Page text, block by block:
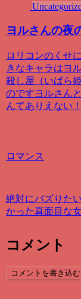
ヨルさんの夜
ロリコンのくせ
きなキャラはヨ
殺し屋（いばら
のですヨルさん
んてありえない！
ロマンス
絶対にバズりた
かった真面目な
コメント
コメントを書き込む